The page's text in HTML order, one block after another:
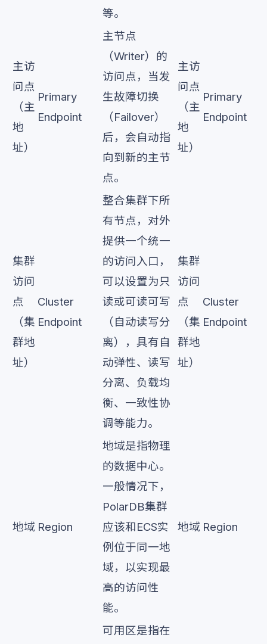
等。
主访
问点
（主
地
址）
Primary
Endpoint
主节点
（Writer）的
访问点，当发
生故障切换
（Failover）
后，会自动指
向到新的主节
点。
主访
问点
（主
地
址）
Primary
Endpoint
集群
访问
点
（集
群地
址）
Cluster
Endpoint
整合集群下所
有节点，对外
提供一个统一
的访问入口，
可以设置为只
读或可读可写
（自动读写分
离），具有自
动弹性、读写
分离、负载均
衡、一致性协
调等能力。
集群
访问
点
（集
群地
址）
Cluster
Endpoint
地域 Region
地域是指物理
的数据中心。
一般情况下，
PolarDB集群
应该和ECS实
例位于同一地
域，以实现最
高的访问性
能。
地域 Region
可用区是指在